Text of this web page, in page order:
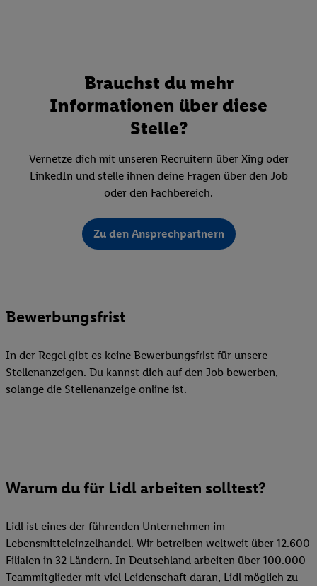
Brauchst du mehr
Informationen über diese
Stelle?
Vernetze dich mit unseren Recruitern über Xing oder
LinkedIn und stelle ihnen deine Fragen über den Job
oder den Fachbereich.
Zu den Ansprechpartnern
Bewerbungsfrist
In der Regel gibt es keine Bewerbungsfrist für unsere
Stellenanzeigen. Du kannst dich auf den Job bewerben,
solange die Stellenanzeige online ist.
Warum du für Lidl arbeiten solltest?
Lidl ist eines der führenden Unternehmen im
Lebensmitteleinzelhandel. Wir betreiben weltweit über 12.600
Filialen in 32 Ländern. In Deutschland arbeiten über 100.000
Teammitglieder mit viel Leidenschaft daran, Lidl möglich zu